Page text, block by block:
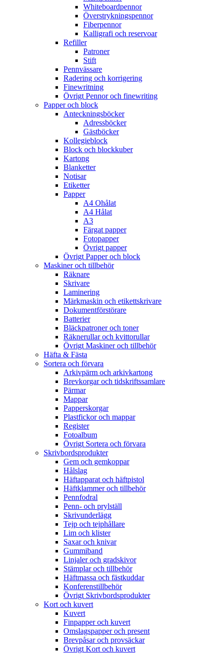
Whiteboardpennor
Överstrykningspennor
Fiberpennor
Kalligrafi och reservoar
Refiller
Patroner
Stift
Pennvässare
Radering och korrigering
Finewritning
Övrigt Pennor och finewriting
Papper och block
Anteckningsböcker
Adressböcker
Gästböcker
Kollegieblock
Block och blockkuber
Kartong
Blanketter
Notisar
Etiketter
Papper
A4 Ohålat
A4 Hålat
A3
Färgat papper
Fotopapper
Övrigt papper
Övrigt Papper och block
Maskiner och tillbehör
Räknare
Skrivare
Laminering
Märkmaskin och etikettskrivare
Dokumentförstörare
Batterier
Bläckpatroner och toner
Räknerullar och kvittorullar
Övrigt Maskiner och tillbehör
Häfta & Fästa
Sortera och förvara
Arkivpärm och arkivkartong
Brevkorgar och tidskriftssamlare
Pärmar
Mappar
Papperskorgar
Plastfickor och mappar
Register
Fotoalbum
Övrigt Sortera och förvara
Skrivbordsprodukter
Gem och gemkoppar
Hålslag
Häftapparat och häftpistol
Häftklammer och tillbehör
Pennfodral
Penn- och prylställ
Skrivunderlägg
Tejp och tejphållare
Lim och klister
Saxar och knivar
Gummiband
Linjaler och gradskivor
Stämplar och tillbehör
Häftmassa och fästkuddar
Konferenstillbehör
Övrigt Skrivbordsprodukter
Kort och kuvert
Kuvert
Finpapper och kuvert
Omslagspapper och present
Brevpåsar och provsäckar
Övrigt Kort och kuvert